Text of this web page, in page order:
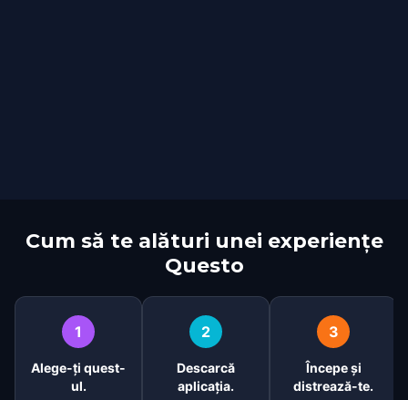
Cum să te alături unei experiențe
Questo
1
Alege-ți quest-
ul.
2
Descarcă
aplicația.
3
Începe și
distrează-te.